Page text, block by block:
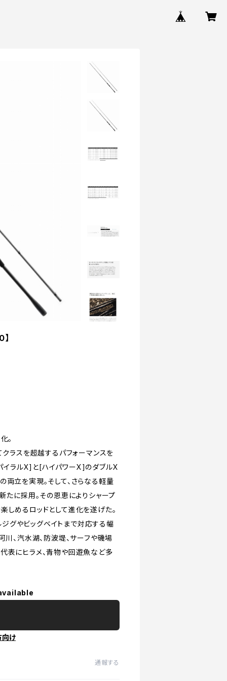
。
クラスを超越するパフォーマンスを
パイラルX]と[ハイパワーX]のダブルX
両立を実現。そして、さらなる軽量
たに採用。その恩恵によりシャープ
しめるロッドとして進化を遂げた。
グやビッグベイトまで対応する幅
川、汽水湖、防波堤、サーフや磯場
表にヒラメ、青物や回遊魚など多
向け
通報する